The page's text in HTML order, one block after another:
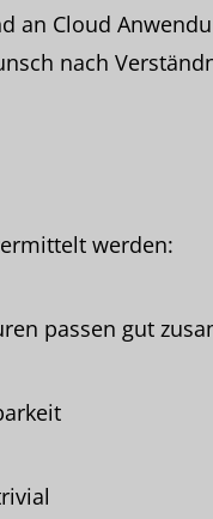
an Cloud
nach
werden:
passen gut